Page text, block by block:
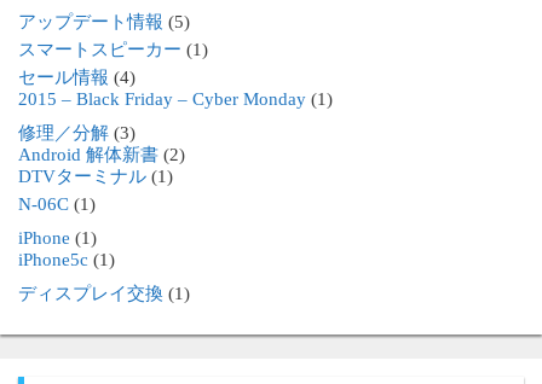
アップデート情報 (5)
スマートスピーカー (1)
セール情報 (4)
2015 – Black Friday – Cyber Monday (1)
修理／分解 (3)
Android 解体新書 (2)
DTVターミナル (1)
N-06C (1)
iPhone (1)
iPhone5c (1)
ディスプレイ交換 (1)